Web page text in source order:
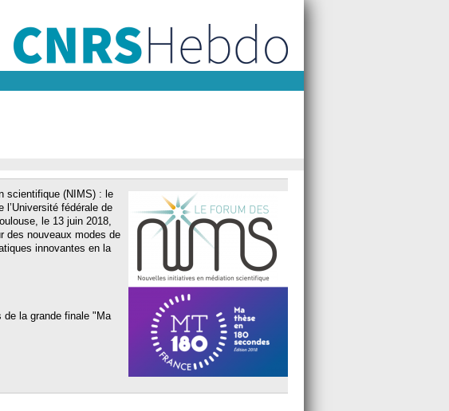
scientifique (NIMS) : le
fédérale de
le 13 juin 2018,
des nouveaux modes de
innovantes en la
de la grande finale "Ma